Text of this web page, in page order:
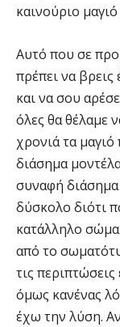
καινούριο
Αυτό που σε
πρέπει να βρεις
και να σου
όλες θα θέλαμε
χρονιά τα
διάσημα
συναφή
δύσκολο διότι
κατάλληλο
από το
τις
όμως κανένας
έχω την λύση.